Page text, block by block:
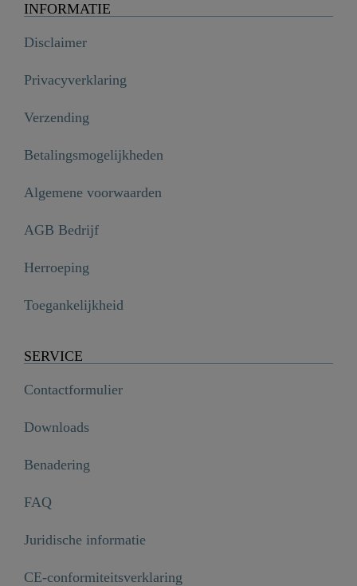
INFORMATIE
Disclaimer
Privacyverklaring
Verzending
Betalingsmogelijkheden
Algemene voorwaarden
AGB Bedrijf
Herroeping
Toegankelijkheid
SERVICE
Contactformulier
Downloads
Benadering
FAQ
Juridische informatie
CE-conformiteitsverklaring